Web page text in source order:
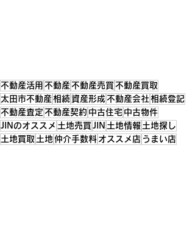
不動産活用 不動産不動産売買 不動産買取
太田市不動産相続 資産形成不動産会社 相続登記
不動産査定 不動産契約 中古住宅 中古物件
JINのオススメ 土地売買 JIN 土地情報 土地探し
土地買取 土地 仲介手数料 オススメ店 うまい店